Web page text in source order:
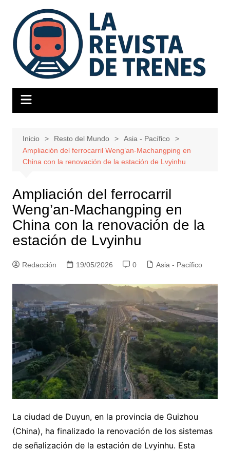
contenido
Inicio Resto del Mundo
Asia - Pacífico
Ampliación del ferrocarril Weng’an-Machangping en
China con la renovación de la estación de Lvyinhu
Ampliación del ferrocarril
Weng’an-Machangping en
China con la renovación de la
estación de Lvyinhu
Redacción 19/05/2026 0 Asia - Pacífico
La ciudad de Duyun, en la provincia de Guizhou
(China), ha finalizado la renovación de los sistemas
de señalización de la estación de Lvyinhu. Esta